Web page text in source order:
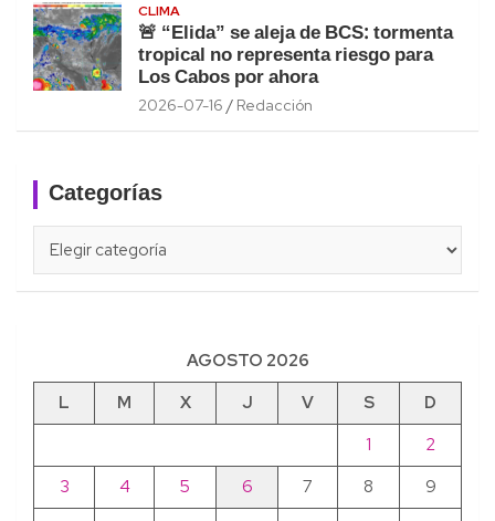
CLIMA
🚨 “Elida” se aleja de BCS: tormenta
tropical no representa riesgo para
Los Cabos por ahora
2026-07-16 Redacción
Categorías
AGOSTO 2026
L
M X J V S
D
1
2
3
4 5 6 7 8
9